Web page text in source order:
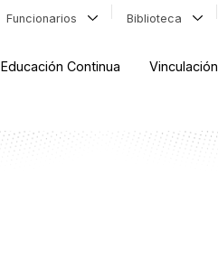
Funcionarios Biblioteca
Educación Continua Vinculación